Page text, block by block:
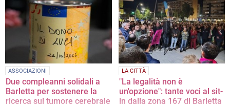
L’ attore, regista e inviato televisivo
italiano,sarà intervistato dal
giornalista Giuliano Foschini per
offrire uno spaccato del paese
ASSOCIAZIONI
Due compleanni solidali a
Barletta per sostenere la
ricerca sul tumore cerebrale
LA CITTÀ
"La legalità non è
un'opzione": tante voci al sit-
in dalla zona 167 di Barletta